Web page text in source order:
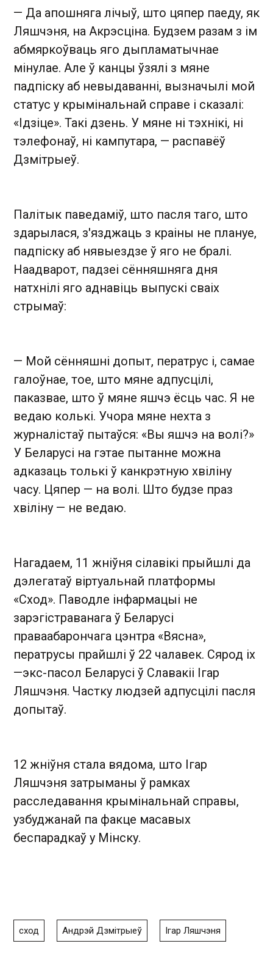
— Да апошняга лічыў, што цяпер паеду, як
Ляшчэня, на Акрэсціна. Будзем разам з ім
абмяркоўваць яго дыпламатычнае
мінулае. Але ў канцы ўзялі з мяне
падпіску аб невыдаванні, вызначылі мой
статус у крымінальнай справе і сказалі:
«Ідзіце». Такі дзень. У мяне ні тэхнікі, ні
тэлефонаў, ні кампутара, — распавёў
Дзмітрыеў.
Палітык паведаміў, што пасля таго, што
здарылася, з'язджаць з краіны не плануе,
падпіску аб нявыездзе ў яго не бралі.
Наадварот, падзеі сённяшняга дня
натхнілі яго аднавіць выпускі сваіх
стрымаў:
— Мой сённяшні допыт, ператрус і, самае
галоўнае, тое, што мяне адпусцілі,
паказвае, што ў мяне яшчэ ёсць час. Я не
ведаю колькі. Учора мяне нехта з
журналістаў пытаўся: «Вы яшчэ на волі?»
У Беларусі на гэтае пытанне можна
адказаць толькі ў канкрэтную хвіліну
часу. Цяпер — на волі. Што будзе праз
хвіліну — не ведаю.
Нагадаем, 11 жніўня сілавікі прыйшлі да
дэлегатаў віртуальнай платформы
«Сход». Паводле інфармацыі не
зарэгістраванага ў Беларусі
праваабарончага цэнтра «Вясна»,
ператрусы прайшлі ў 22 чалавек. Сярод іх
—экс-пасол Беларусі ў Славакіі Ігар
Ляшчэня. Частку людзей адпусцілі пасля
допытаў.
12 жніўня стала вядома, што Ігар
Ляшчэня затрыманы ў рамках
расследавання крымінальнай справы,
узбуджанай па факце масавых
беспарадкаў у Мінску.
сход Андрэй Дзмітрыеў Ігар Ляшчэня